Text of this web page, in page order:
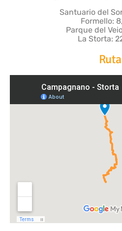
Santuario del
Formello:
Parque del
La Storta:
Ruta